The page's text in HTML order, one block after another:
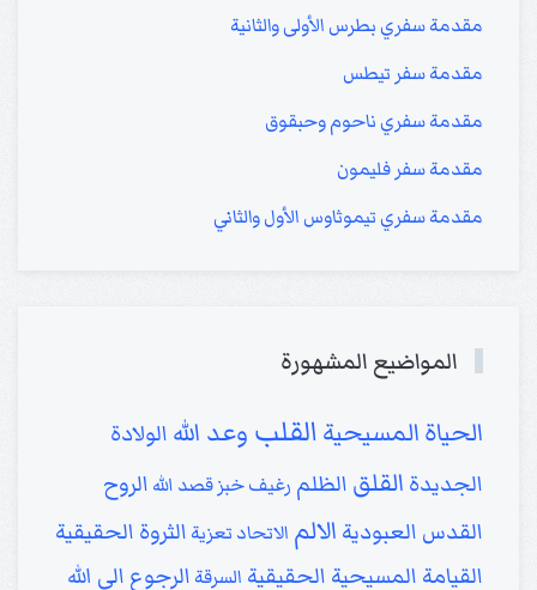
مقدمة سفري بطرس الأولى والثانية
مقدمة سفر تيطس
مقدمة سفري ناحوم وحبقوق
مقدمة سفر فليمون
مقدمة سفري تيموثاوس الأول والثاني
المواضيع المشهورة
الحياة المسيحيةالقلب وعد الله الولادة
الجديدة القلق الظلم رغيف خبزقصد الله الروح
القدس العبودية الالم الاتحاد تعزية الثروة الحقيقية
القيامة المسيحية الحقيقية السرقة الرجوع الى الله